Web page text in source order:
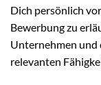
Dich persönlich
Bewerbung zu
Unternehmen und
relevanten